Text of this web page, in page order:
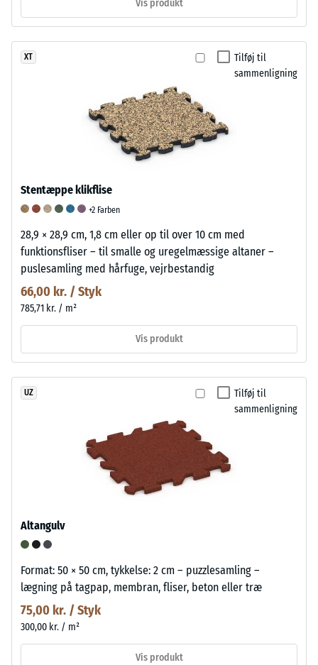
Vis produkt
Tilføj til
sammenligning
XT
Stentæppe klikflise
+2 Farben
28,9 × 28,9 cm, 1,8 cm eller op til over 10 cm med
funktionsfliser – til smalle og uregelmæssige altaner –
puslesamling med hårfuge, vejrbestandig
66,00 kr. / Styk
785,71 kr. / m²
Vis produkt
Tilføj til
sammenligning
UZ
Altangulv
Format: 50 × 50 cm, tykkelse: 2 cm – puzzlesamling –
lægning på tagpap, membran, fliser, beton eller træ
75,00 kr. / Styk
300,00 kr. / m²
Vis produkt